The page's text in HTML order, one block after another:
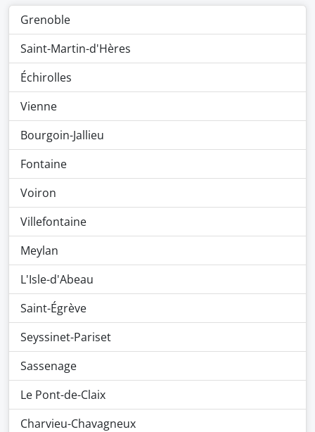
Grenoble
Saint-Martin-d'Hères
Échirolles
Vienne
Bourgoin-Jallieu
Fontaine
Voiron
Villefontaine
Meylan
L'Isle-d'Abeau
Saint-Égrève
Seyssinet-Pariset
Sassenage
Le Pont-de-Claix
Charvieu-Chavagneux